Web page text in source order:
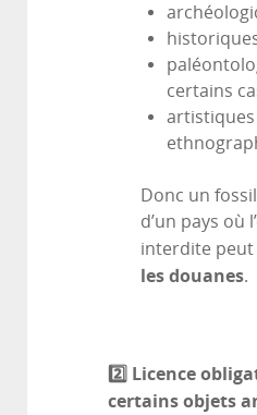
certains
Donc un
d’un pays où
interdite peut
les douanes.
2️ ⃣ Licence
certains objets